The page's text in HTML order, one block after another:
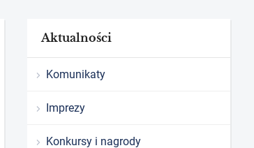
Aktualności
Komunikaty
Imprezy
Konkursy i nagrody